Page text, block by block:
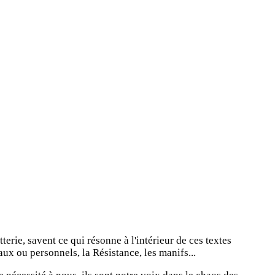
savent ce qui résonne à l'intérieur de ces textes
ou personnels, la Résistance, les manifs...